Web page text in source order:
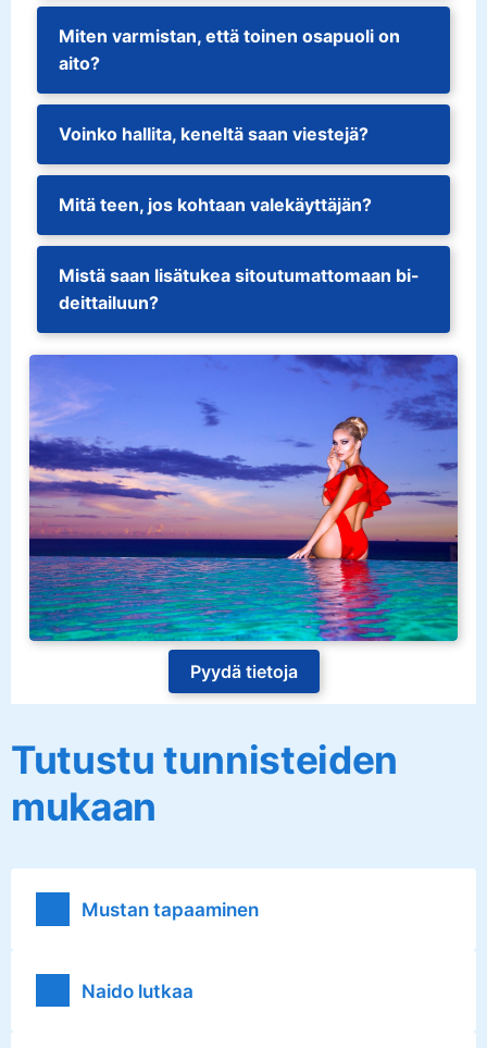
Miten varmistan, että toinen osapuoli on
aito?
Voinko hallita, keneltä saan viestejä?
Mitä teen, jos kohtaan valekäyttäjän?
Mistä saan lisätukea sitoutumattomaan bi-
deittailuun?
Pyydä tietoja
Tutustu tunnisteiden
mukaan
Mustan tapaaminen
Naido lutkaa